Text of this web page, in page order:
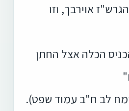
אוירבך, וזו
הכלה אצל החתן
לב ח"ב עמוד שפט).